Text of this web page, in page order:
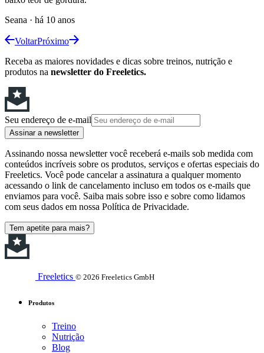
Seana · há 10 anos
VoltarPróximo
Receba as maiores novidades e dicas sobre treinos, nutrição e
produtos na newsletter do Freeletics.
Seu endereço de e-mail
Assinar a newsletter
Assinando nossa newsletter você receberá e-mails sob medida com
conteúdos incríveis sobre os produtos, serviços e ofertas especiais do
Freeletics. Você pode cancelar a assinatura a qualquer momento
acessando o link de cancelamento incluso em todos os e-mails que
enviamos para você. Saiba mais sobre isso e sobre como lidamos
com seus dados em nossa Política de Privacidade.
Tem apetite para mais?
Freeletics © 2026 Freeletics GmbH
Produtos
Treino
Nutrição
Blog